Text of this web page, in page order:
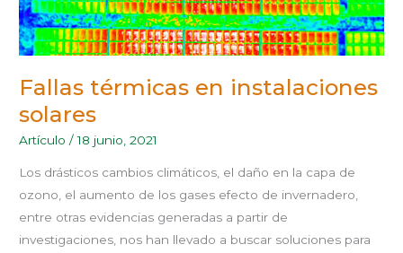
Fallas térmicas en instalaciones
solares
Artículo /18 junio, 2021
Los drásticos cambios climáticos, el daño en la capa de
ozono, el aumento de los gases efecto de invernadero,
entre otras evidencias generadas a partir de
investigaciones, nos han llevado a buscar soluciones para